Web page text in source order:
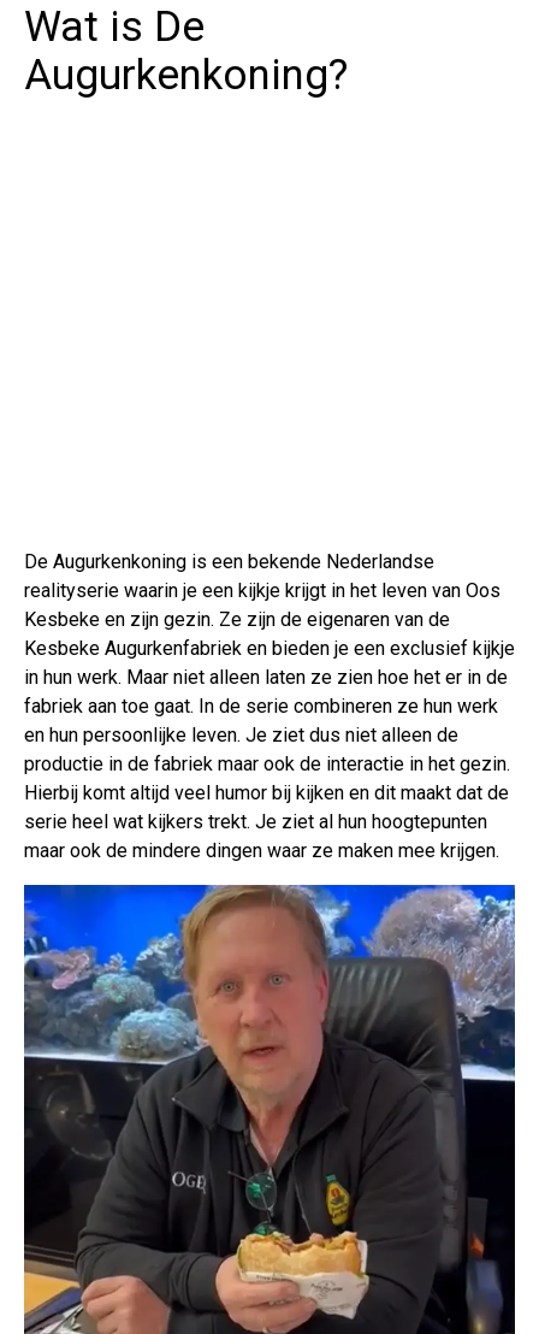
Wat is De
Augurkenkoning?
De Augurkenkoning is een bekende Nederlandse
realityserie waarin je een kijkje krijgt in het leven van Oos
Kesbeke en zijn gezin. Ze zijn de eigenaren van de
Kesbeke Augurkenfabriek en bieden je een exclusief kijkje
in hun werk. Maar niet alleen laten ze zien hoe het er in de
fabriek aan toe gaat. In de serie combineren ze hun werk
en hun persoonlijke leven. Je ziet dus niet alleen de
productie in de fabriek maar ook de interactie in het gezin.
Hierbij komt altijd veel humor bij kijken en dit maakt dat de
serie heel wat kijkers trekt. Je ziet al hun hoogtepunten
maar ook de mindere dingen waar ze maken mee krijgen.